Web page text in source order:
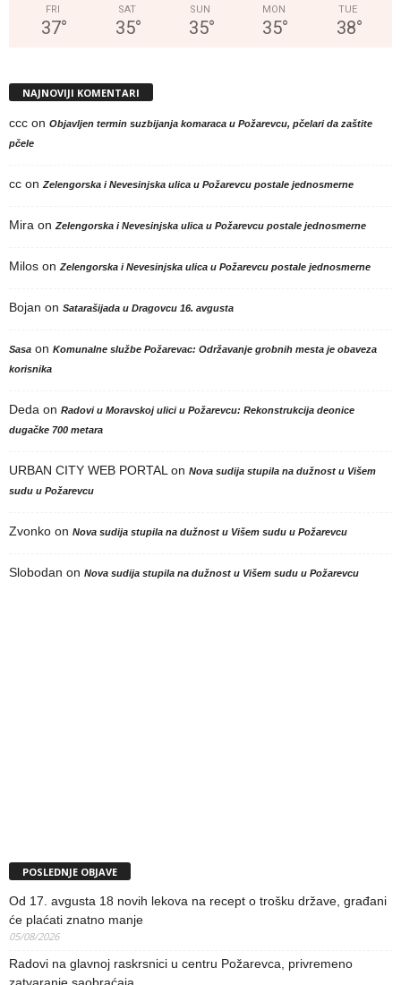
FRI
37°
SAT
35°
SUN
35°
MON
35°
TUE
38°
NAJNOVIJI KOMENTARI
ccc on Objavljen termin suzbijanja komaraca u Požarevcu, pčelari da zaštite
pčele
cc onZelengorska i Nevesinjska ulica u Požarevcu postale jednosmerne
Mira onZelengorska i Nevesinjska ulica u Požarevcu postale jednosmerne
Milos onZelengorska i Nevesinjska ulica u Požarevcu postale jednosmerne
Bojan on Satarašijada u Dragovcu 16. avgusta
Sasa on Komunalne službe Požarevac: Održavanje grobnih mesta je obaveza
korisnika
Deda on Radovi u Moravskoj ulici u Požarevcu: Rekonstrukcija deonice
dugačke 700 metara
URBAN CITY WEB PORTALon Nova sudija stupila na dužnost u Višem
sudu u Požarevcu
Zvonko on Nova sudija stupila na dužnost u Višem sudu u Požarevcu
Slobodan on Nova sudija stupila na dužnost u Višem sudu u Požarevcu
POSLEDNJE OBJAVE
Od 17. avgusta 18 novih lekova na recept o trošku države, građani
će plaćati znatno manje
05/08/2026
Radovi na glavnoj raskrsnici u centru Požarevca, privremeno
zatvaranje saobraćaja